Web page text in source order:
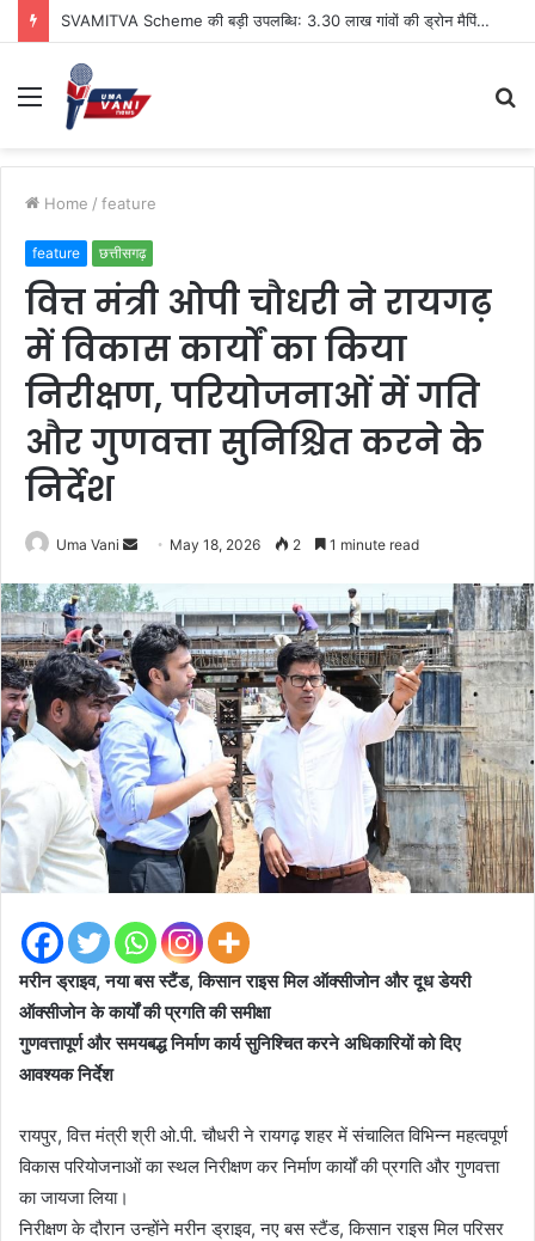
SVAMITVA Scheme की बड़ी उपलब्धि: 3.30 लाख गांवों की ड्रोन मैपिंग पूरी, प्रॉपर्टी कार्ड के आधार पर ₹1,713 करोड़ के लोन जारी
Menu
Home / feature
feature छत्तीसगढ़
वित्त मंत्री ओपी चौधरी ने रायगढ़
में विकास कार्यों का किया
निरीक्षण, परियोजनाओं में गति
और गुणवत्ता सुनिश्चित करने के
निर्देश
Uma Vani
Send
email
May 18, 2026 2 1 minute read
मरीन ड्राइव, नया बस स्टैंड, किसान राइस मिल ऑक्सीजोन और दूध डेयरी
ऑक्सीजोन के कार्यों की प्रगति की समीक्षा
गुणवत्तापूर्ण और समयबद्ध निर्माण कार्य सुनिश्चित करने अधिकारियों को दिए
आवश्यक निर्देश
रायपुर, वित्त मंत्री श्री ओ.पी. चौधरी ने रायगढ़ शहर में संचालित विभिन्न महत्वपूर्ण
विकास परियोजनाओं का स्थल निरीक्षण कर निर्माण कार्यों की प्रगति और गुणवत्ता
का जायजा लिया।
निरीक्षण के दौरान उन्होंने मरीन ड्राइव, नए बस स्टैंड, किसान राइस मिल परिसर